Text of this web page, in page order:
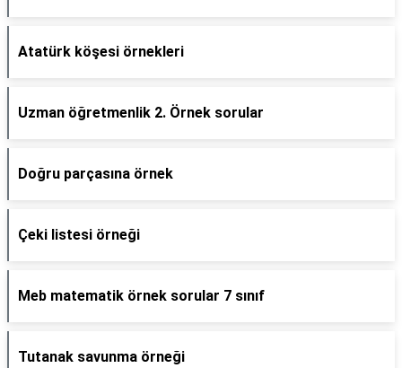
Atatürk köşesi örnekleri
Uzman öğretmenlik 2. Örnek sorular
Doğru parçasına örnek
Çeki listesi örneği
Meb matematik örnek sorular 7 sınıf
Tutanak savunma örneği